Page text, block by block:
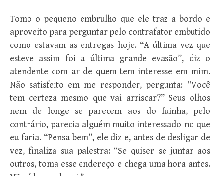
Tomo o pequeno embrulho que ele traz a bordo e
aproveito para perguntar pelo contrafator embutido
como estavam as entregas hoje. “A última vez que
esteve assim foi a última grande evasão”, diz o
atendente com ar de quem tem interesse em mim.
Não satisfeito em me responder, pergunta: “Você
tem certeza mesmo que vai arriscar?” Seus olhos
nem de longe se parecem aos do fuinha, pelo
contrário, parecia alguém muito interessado no que
eu faria. “Pensa bem”, ele diz e, antes de desligar de
vez, finaliza sua palestra: “Se quiser se juntar aos
outros, toma esse endereço e chega uma hora antes.